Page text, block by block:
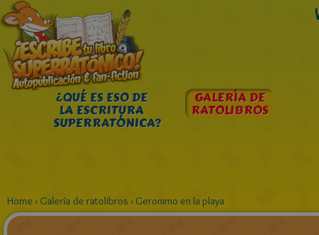
¿QUÉ ES ESO DE
LA ESCRITURA
SUPERRATÓNICA?
GALERÍA DE
RATOLIBROS
Home › Galería de ratolibros › Geronimo en la playa